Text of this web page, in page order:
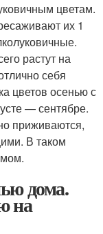
цветам.
их 1
растут на
себя
цветов осенью с
— сентябре.
приживаются,
В таком
дома.
на